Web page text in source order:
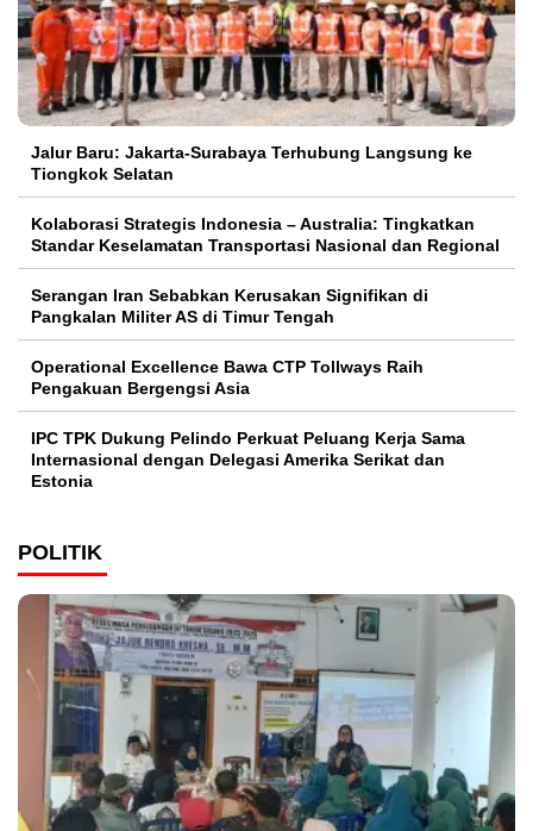
Jalur Baru: Jakarta-Surabaya Terhubung Langsung ke
Tiongkok Selatan
Kolaborasi Strategis Indonesia – Australia: Tingkatkan
Standar Keselamatan Transportasi Nasional dan Regional
Serangan Iran Sebabkan Kerusakan Signifikan di
Pangkalan Militer AS di Timur Tengah
Operational Excellence Bawa CTP Tollways Raih
Pengakuan Bergengsi Asia
IPC TPK Dukung Pelindo Perkuat Peluang Kerja Sama
Internasional dengan Delegasi Amerika Serikat dan
Estonia
POLITIK